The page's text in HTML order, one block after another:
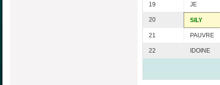
19 JE
20 SILY
21 PAUVRE
22 IDOINE